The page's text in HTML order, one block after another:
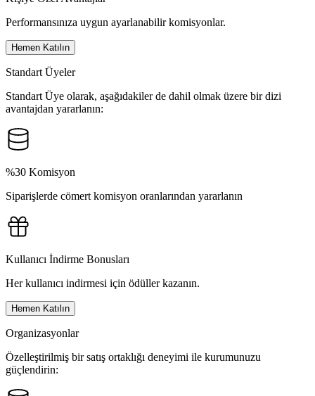
Performansınıza uygun ayarlanabilir komisyonlar.
Hemen Katılın
Standart Üyeler
Standart Üye olarak, aşağıdakiler de dahil olmak üzere bir dizi
avantajdan yararlanın:
%30 Komisyon
Siparişlerde cömert komisyon oranlarından yararlanın
Kullanıcı İndirme Bonusları
Her kullanıcı indirmesi için ödüller kazanın.
Hemen Katılın
Organizasyonlar
Özelleştirilmiş bir satış ortaklığı deneyimi ile kurumunuzu
güçlendirin: